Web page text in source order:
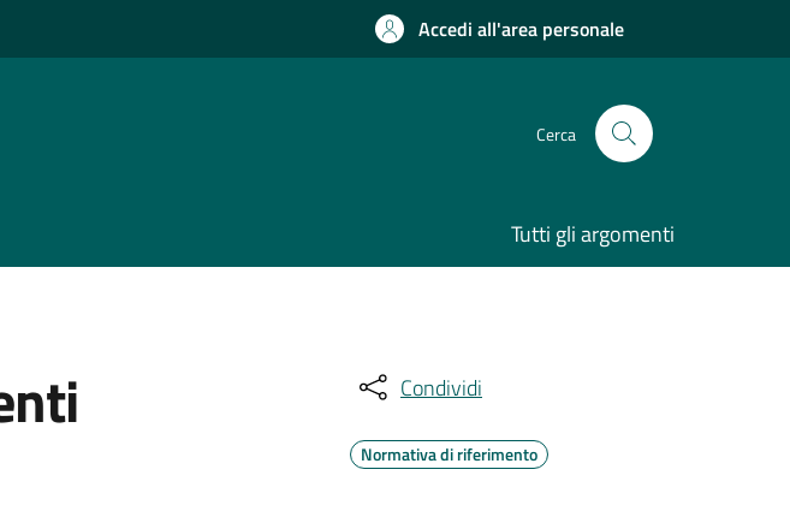
Accedi all'area personale
Cerca
Tutti gli argomenti
Condividi
Normativa di riferimento